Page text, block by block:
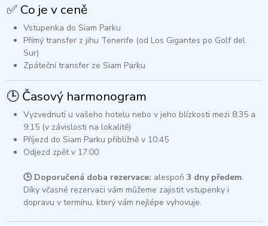
✅ Co je v ceně
Vstupenka do Siam Parku
Přímý transfer z jihu Tenerife (od Los Gigantes po Golf del
Sur)
Zpáteční transfer ze Siam Parku​
🕒 Časový harmonogram
Vyzvednutí u vašeho hotelu nebo v jeho blízkosti mezi 8:35 a
9:15 (v závislosti na lokalitě)
Příjezd do Siam Parku přibližně v 10:45
Odjezd zpět v 17:00​
🕒 Doporučená doba rezervace: alespoň 3 dny předem.
Díky včasné rezervaci vám můžeme zajistit vstupenky i
dopravu v termínu, který vám nejlépe vyhovuje.